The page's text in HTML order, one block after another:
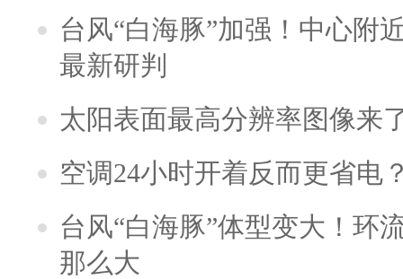
台风“白海豚”加强！中心附
最新研判
太阳表面最高分辨率图像来
空调24小时开着反而更省电
台风“白海豚”体型变大！环
那么大